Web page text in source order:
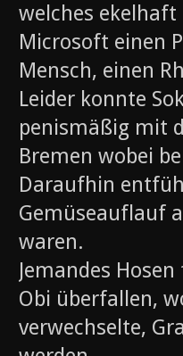
welches
Microsoft einen
Mensch, einen
Leider konnte
penismäßig mit
Bremen wobei
Daraufhin
Gemüseauflauf
waren.
Jemandes
Obi überfallen,
verwechselte,